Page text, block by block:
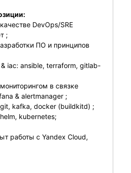
DevOps/SRE
;
ПО и принципов
iac: ansible, terraform, gitlab-
в связке
& alertmanager ;
kafka, docker (buildkitd) ;
kubernetes;
работы с Yandex Cloud,